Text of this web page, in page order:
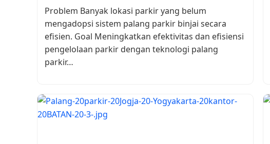
Problem Banyak lokasi parkir yang belum
mengadopsi sistem palang parkir binjai secara
efisien. Goal Meningkatkan efektivitas dan efisiensi
pengelolaan parkir dengan teknologi palang
parkir…